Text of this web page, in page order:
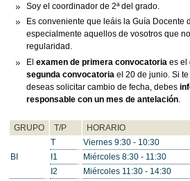
Soy el coordinador de 2ª del grado.
Es conveniente que leáis la Guía Docente
especialmente aquellos de vosotros que
regularidad.
El examen de primera convocatoriaes el
segunda convocatoriael 20 de junio. Si
deseas solicitar cambio de fecha, debes
responsable con un mes de antelación.
GRUPO T/P HORARIO
BI
T Viernes 9:30 - 10:30
I1
Miércoles 8:30 - 11:30
I2
Miércoles 11:30 - 14:30